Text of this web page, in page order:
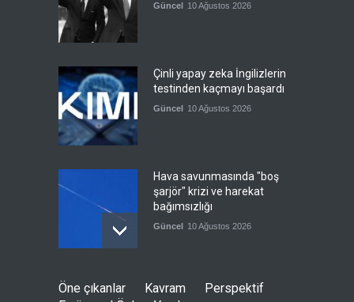
Güncel 10 Ağustos 2026
Çinli yapay zeka İngilizlerin
testinden kaçmayı başardı
Güncel 10 Ağustos 2026
Hava savunmasında "boş
şarjör" krizi ve harekat
bağımsızlığı
Güncel 10 Ağustos 2026
ayakkabı üretiminde verim
Öne çıkanlar Kavram
Perspektif